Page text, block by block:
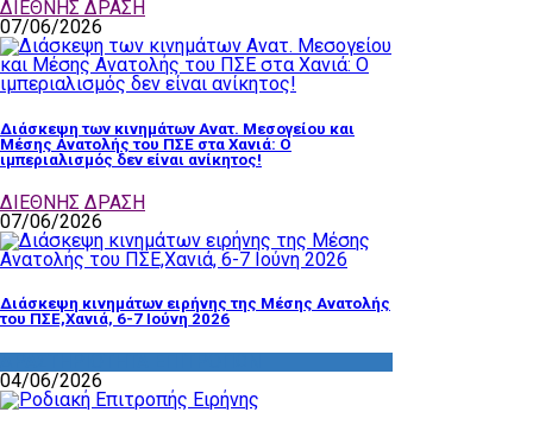
ΔΙΕΘΝΗΣ ΔΡΑΣΗ
07/06/2026
Διάσκεψη των κινημάτων Ανατ. Μεσογείου και
Μέσης Ανατολής του ΠΣΕ στα Χανιά: Ο
ιμπεριαλισμός δεν είναι ανίκητος!
ΔΙΕΘΝΗΣ ΔΡΑΣΗ
07/06/2026
Διάσκεψη κινημάτων ειρήνης της Μέσης Ανατολής
του ΠΣΕ,Χανιά, 6-7 Ιούνη 2026
04/06/2026